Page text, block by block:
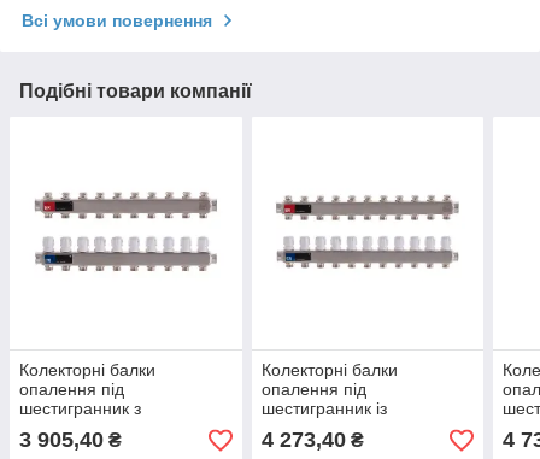
Всі умови повернення
Подібні товари компанії
Колекторні балки
опалення під
шестигранник з
клапанами на 10 контурів
EP.S1100 (нержавіюча
3 905,40 ₴
Колекторні балки
опалення під
шестигранник із
клапанами на 11 контурів
EP.S1100 (нержавіюча
4 273,40₴ 4